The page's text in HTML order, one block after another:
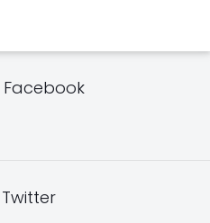
Facebook